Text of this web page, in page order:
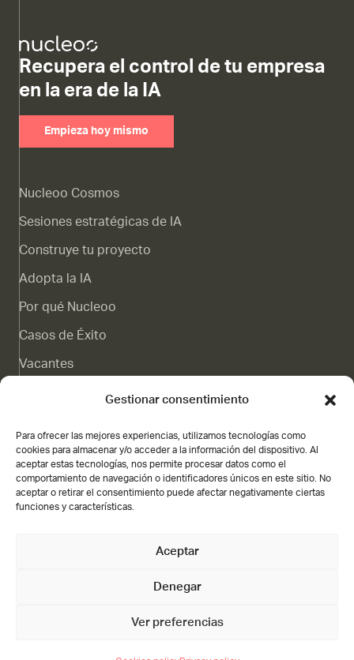
Gestionar consentimiento
Para ofrecer las mejores experiencias, utilizamos tecnologías como
cookies para almacenar y/o acceder a la información del dispositivo. Al
aceptar estas tecnologías, nos permite procesar datos como el
comportamiento de navegación o identificadores únicos en este sitio. No
aceptar o retirar el consentimiento puede afectar negativamente ciertas
funciones y características.
Aceptar
Denegar
Ver preferencias
Recupera el control de tu empresa
en la era de la IA
Empieza hoy mismo
Nucleoo Cosmos
Sesiones estratégicas de IA
Construye tu proyecto
Adopta la IA
Por qué Nucleoo
Casos de Éxito
Vacantes
Canal de denuncias
Contacto
Subvención
Abiertos de lunes a viernes, de 09:00 h a 18:00 h, o llámanos al